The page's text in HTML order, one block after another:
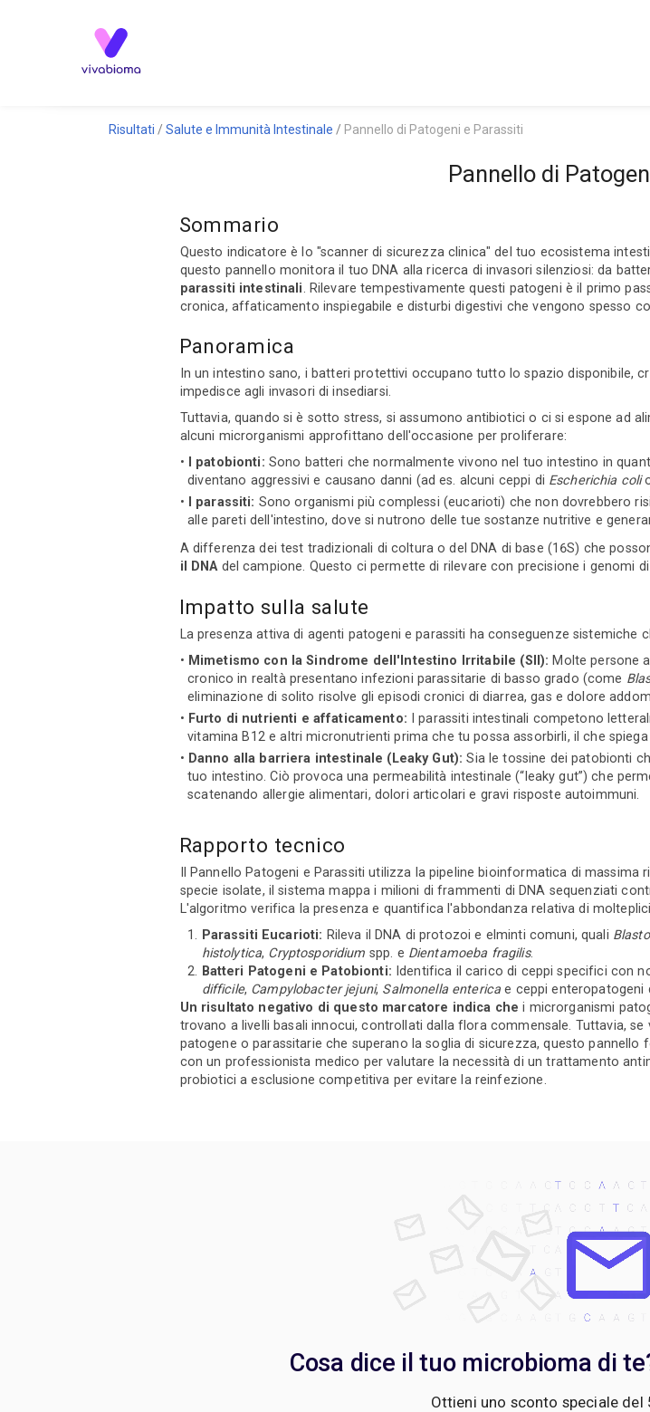
Risultati Salute e Immunità Intestinale Pannello di Patogeni e Parassiti
Pannello di
Sommario
Questo indicatore è lo "scanner di sicurezza clinica" del tuo ecosistema
questo pannello monitora il tuo DNA alla ricerca di invasori silenziosi: da
parassiti intestinali. Rilevare tempestivamente questi patogeni è il primo
cronica, affaticamento inspiegabile e disturbi digestivi che vengono spesso
Panoramica
In un intestino sano, i batteri protettivi occupano tutto lo spazio disponibile,
impedisce agli invasori di insediarsi.
Tuttavia, quando si è sotto stress, si assumono antibiotici o ci si espone ad
alcuni microrganismi approfittano dell'occasione per proliferare:
I patobionti: Sono batteri che normalmente vivono nel tuo intestino in
diventano aggressivi e causano danni (ad es. alcuni ceppi di Escherichia coli
I parassiti: Sono organismi più complessi (eucarioti) che non dovrebbero
alle pareti dell'intestino, dove si nutrono delle tue sostanze nutritive e
A differenza dei test tradizionali di coltura o del DNA di base (16S) che
il DNAdel campione. Questo ci permette di rilevare con precisione i genomi
Impatto sulla salute
La presenza attiva di agenti patogeni e parassiti ha conseguenze sistemiche
Mimetismo con la Sindrome dell'Intestino Irritabile (SII): Molte persone
cronico in realtà presentano infezioni parassitarie di basso grado (come
eliminazione di solito risolve gli episodi cronici di diarrea, gas e dolore
Furto di nutrienti e affaticamento: I parassiti intestinali competono
vitamina B12 e altri micronutrienti prima che tu possa assorbirli, il che
Danno alla barriera intestinale (Leaky Gut): Sia le tossine dei patobionti
tuo intestino. Ciò provoca una permeabilità intestinale (“leaky gut”) che
scatenando allergie alimentari, dolori articolari e gravi risposte autoimmuni.
Rapporto tecnico
Il Pannello Patogeni e Parassiti utilizza la pipeline bioinformatica di massima
specie isolate, il sistema mappa i milioni di frammenti di DNA sequenziati
L'algoritmo verifica la presenza e quantifica l'abbondanza relativa di
Parassiti Eucarioti: Rileva il DNA di protozoi e elminti comuni, quali
histolytica, Cryptosporidium spp. e Dientamoeba fragilis.
Batteri Patogeni e Patobionti: Identifica il carico di ceppi specifici con
difficile, Campylobacter jejuni, Salmonella enterica e ceppi enteropatogeni
Un risultato negativo di questo marcatore indica chei microrganismi
trovano a livelli basali innocui, controllati dalla flora commensale. Tuttavia,
patogene o parassitarie che superano la soglia di sicurezza, questo
con un professionista medico per valutare la necessità di un trattamento
probiotici a esclusione competitiva per evitare la reinfezione.
Cosa dice il tuo microbioma di
Ottieni uno sconto speciale del